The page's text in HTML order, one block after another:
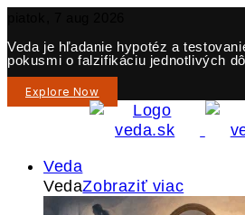
Veda je hľadanie hypotéz a
pokusmi o falzifikáciu jednotlivých
Explore Now
Veda
VedaZobraziť viac